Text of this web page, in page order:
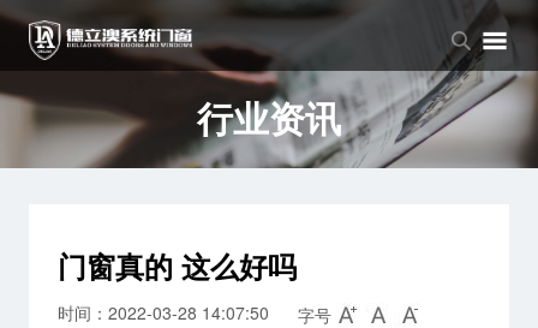
品牌中心
品牌介绍
企业文化
产品中心
窗系列
门系列
新闻中心
公司新闻
行业资讯
行业资讯
门窗真的 这么好吗
时间：2022-03-28 14:07:50 字号